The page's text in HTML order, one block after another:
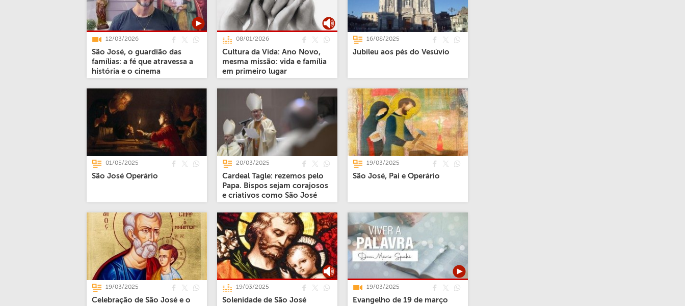
12/03/2026
São José, o guardião das
famílias: a fé que atravessa a
história e o cinema
08/01/2026
Cultura da Vida: Ano Novo,
mesma missão: vida e família
em primeiro lugar
16/08/2025
Jubileu aos pés do Vesúvio
01/05/2025
São José Operário
20/03/2025
Cardeal Tagle: rezemos pelo
Papa. Bispos sejam corajosos
e criativos como São José
19/03/2025
São José, Pai e Operário
19/03/2025
Celebração de São José e o
19/03/2025
Solenidade de São José
19/03/2025
Evangelho de 19 de março